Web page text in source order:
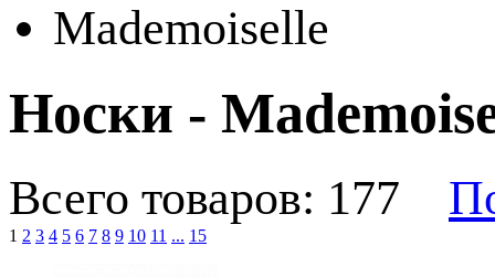
Mademoiselle
Носки -
Всего товаров: 177
1 2 3 4 5 6 7 8 9 10 11 ... 15